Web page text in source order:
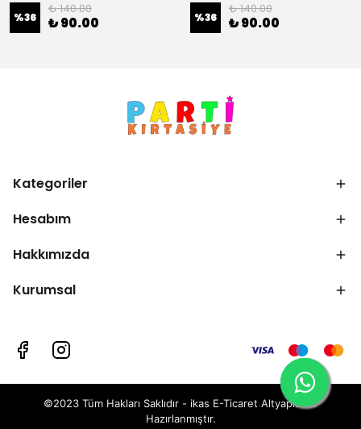
%36
₺ 140.00
₺ 90.00 %36
₺ 140.00
₺ 90.00
Kategoriler
Hesabım
Hakkımızda
Kurumsal
©2023 Tüm Hakları Saklıdır - ikas E-Ticaret Altyapısı ile
Hazırlanmıştır.